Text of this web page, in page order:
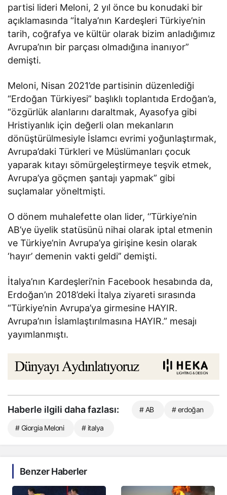
partisi lideri Meloni, 2 yıl önce bu konudaki bir
açıklamasında “İtalya’nın Kardeşleri Türkiye’nin
tarih, coğrafya ve kültür olarak bizim anladığımız
Avrupa’nın bir parçası olmadığına inanıyor”
demişti.
Meloni, Nisan 2021’de partisinin düzenlediği
“Erdoğan Türkiyesi” başlıklı toplantıda Erdoğan’a,
“özgürlük alanlarını daraltmak, Ayasofya gibi
Hristiyanlık için değerli olan mekanların
dönüştürülmesiyle İslamcı evrimi yoğunlaştırmak,
Avrupa’daki Türkleri ve Müslümanları çocuk
yaparak kıtayı sömürgeleştirmeye teşvik etmek,
Avrupa’ya göçmen şantajı yapmak” gibi
suçlamalar yöneltmişti.
O dönem muhalefette olan lider, ‘’Türkiye’nin
AB’ye üyelik statüsünü nihai olarak iptal etmenin
ve Türkiye’nin Avrupa’ya girişine kesin olarak
‘hayır’ demenin vakti geldi’’ demişti.
İtalya’nın Kardeşleri’nin Facebook hesabında da,
Erdoğan’ın 2018’deki İtalya ziyareti sırasında
“Türkiye’nin Avrupa’ya girmesine HAYIR.
Avrupa’nın İslamlaştırılmasına HAYIR.” mesajı
yayımlanmıştı.
Haberle ilgili daha fazlası: # AB # erdoğan
# Giorgia Meloni # italya
Benzer Haberler